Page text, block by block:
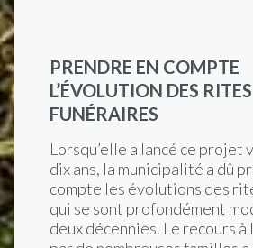
PRENDRE EN COMPTE
L’ÉVOLUTION DES RITES
FUNÉRAIRES
Lorsqu’elle a lancé ce projet
dix ans, la municipalité a dû
compte les évolutions des
qui se sont profondément
deux décennies. Le recours